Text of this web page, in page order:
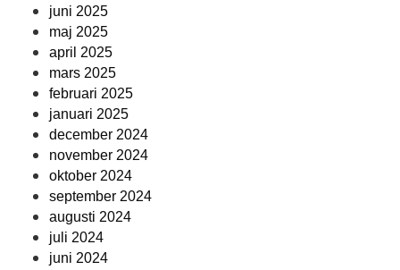
juni 2025
maj 2025
april 2025
mars 2025
februari 2025
januari 2025
december 2024
november 2024
oktober 2024
september 2024
augusti 2024
juli 2024
juni 2024